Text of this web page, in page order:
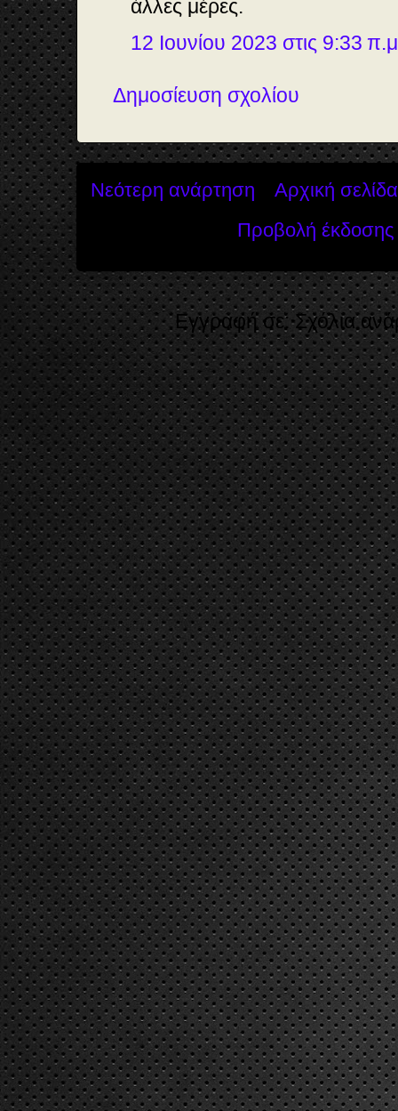
άλλες μέρες.
12 Ιουνίου 2023 στις 9:33
Δημοσίευση σχολίου
Νεότερη ανάρτηση
Αρχική σελίδα
Προβολή έκδοσης
Εγγραφή σε:Σχόλια